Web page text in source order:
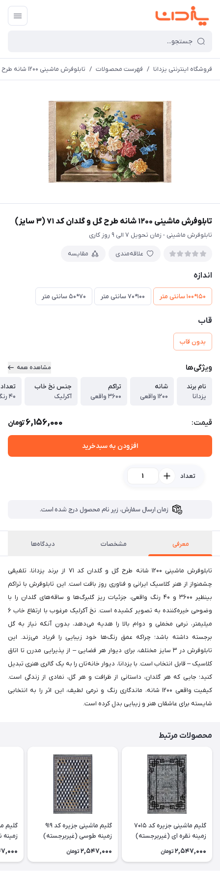
فروشگاه اینترنتی یزدانا / فهرست محصولات / تابلوفرش ماشینی 1200 شانه طرح گل و گلدان کد 71 (3 سایز)
تابلوفرش ماشینی 1200 شانه طرح گل و گلدان کد 71 (3 سایز)
تابلوفرش ماشینی - زمان تحویل 7 الی 9 روز کاری
علاقه‌مندی مقایسه
اندازه
150*100 سانتی متر 100*70 سانتی متر 70*50 سانتی متر
قاب
بدون قاب
ویژگی‌ها مشاهده همه
نام برند
یزدانا
شانه
1200 واقعی
تراکم
3600 واقعی
جنس نخ خاب
آکرلیک
40 رنگ واقعی
قیمت: 6,156,000تومان
افزودن به سبدخرید
تعداد
زمان ارسال سفارش، زیر نام محصول درج شده است.
معرفی مشخصات دیدگاه‌ها
تابلوفرش ماشینی ۱۲۰۰ شانه طرح گل و گلدان کد ۷۱ از برند یزدانا، تلفیقی
چشمنواز از هنر کلاسیک ایرانی و فناوری روز بافت است. این تابلوفرش با تراکم
بینظیر ۳۶۰۰ و ۴۰ رنگ واقعی، جزئیات ریز گلبرگ‌ها و ساقه‌های گلدان را با
وضوحی خیره‌کننده به تصویر کشیده است. نخ آکرلیک مرغوب با ارتفاع خاب ۶
میلیمتر، نرمی مخملی و دوام بالا را هدیه می‌دهد، بدون آنکه نیاز به گل
برجسته داشته باشد؛ چراکه عمق رنگ‌ها خود زیبایی را فریاد می‌زند. این
تابلوفرش در ۳ سایز مختلف، برای دیوار هر فضایی – از پذیرایی مدرن تا اتاق
کلاسیک – قابل انتخاب است. با یزدانا، دیوار خانه‌تان را به یک گالری هنری تبدیل
کنید؛ جایی که هر گلدان، داستانی از ظرافت و هر گل، نمادی از زندگی است.
کیفیت واقعی ۱۲۰۰ شانه، ماندگاری رنگ و نرمی لطیف، این اثر را به انتخابی
شایسته برای عاشقان هنر و زیبایی بدل کرده است.
محصولات مرتبط
گلیم ماشینی جزیره کد 7015
زمینه نقره ای (غیربرجسته)
2,547,000 تومان
گلیم ماشینی جزیره کد 919
زمینه طوسی (غیربرجسته)
2,547,000 تومان
زمینه